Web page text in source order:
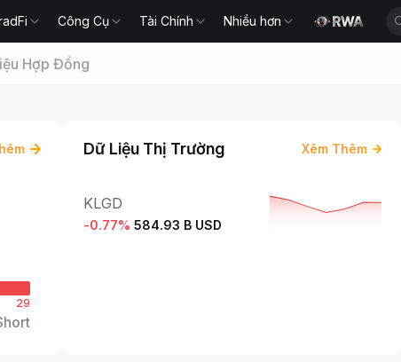
Công Cụ Tài Chính Nhiều hơn
Hợp Đồng
29
Dữ Liệu Thị Trường Xêm Thêm
KLGD
-0.77% 584.93 B USD